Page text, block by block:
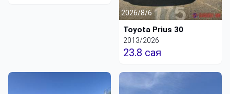
2026/8/6
Toyota Prius 30
2013/2026
23.8 сая